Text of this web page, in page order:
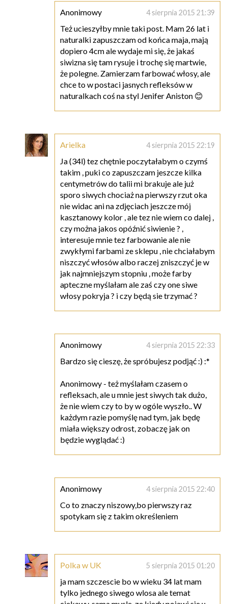
Anonimowy 4 sierpnia 2015 21:39
Też ucieszyłby mnie taki post. Mam 26 lat i
naturalki zapuszczam od końca maja, mają
dopiero 4cm ale wydaje mi się, że jakaś
siwizna się tam rysuje i trochę się martwie,
że polegne. Zamierzam farbować włosy, ale
chce to w postaci jasnych refleksów w
naturalkach coś na styl Jenifer Aniston 😊
Arielka 4 sierpnia 2015 22:19
Ja (34l) tez chętnie poczytałabym o czymś
takim , puki co zapuszczam jeszcze kilka
centymetrów do talii mi brakuje ale już
sporo siwych chociaż na pierwszy rzut oka
nie widac ani na zdjęciach jeszcze mój
kasztanowy kolor , ale tez nie wiem co dalej ,
czy można jakos opóźnić siwienie ? ,
interesuje mnie tez farbowanie ale nie
zwykłymi farbami ze sklepu , nie chciałabym
niszczyć włosów albo raczej zniszczyć je w
jak najmniejszym stopniu , może farby
apteczne myślałam ale zaś czy one siwe
włosy pokryja ? i czy będą sie trzymać ?
Anonimowy 4 sierpnia 2015 22:33
Bardzo się cieszę, że spróbujesz podjąć :) :*
Anonimowy - też myślałam czasem o
refleksach, ale u mnie jest siwych tak dużo,
że nie wiem czy to by w ogóle wyszło.. W
każdym razie pomyślę nad tym, jak będę
miała większy odrost, zobaczę jak on
będzie wyglądać :)
Anonimowy 4 sierpnia 2015 22:40
Co to znaczy niszowy,bo pierwszy raz
spotykam się z takim określeniem
Polka w UK 5 sierpnia 2015 01:20
ja mam szczescie bo w wieku 34 lat mam
tylko jednego siwego wlosa ale temat